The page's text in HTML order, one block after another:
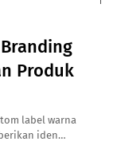
Produk
label warna
iden…